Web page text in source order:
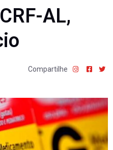
AL,
Compartilhe